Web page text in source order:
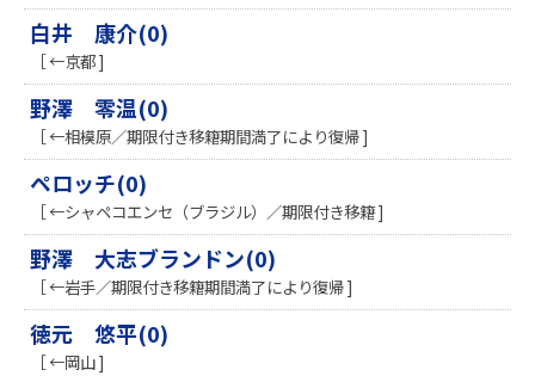
白井 康介(0)
［ ←京都 ]
野澤 零温(0)
［ ←相模原／期限付き移籍期間満了により復帰 ]
ペロッチ(0)
［ ←シャペコエンセ（ブラジル）／期限付き移籍 ]
野澤 大志ブランドン(0)
［ ←岩手／期限付き移籍期間満了により復帰 ]
徳元 悠平(0)
［ ←岡山 ]